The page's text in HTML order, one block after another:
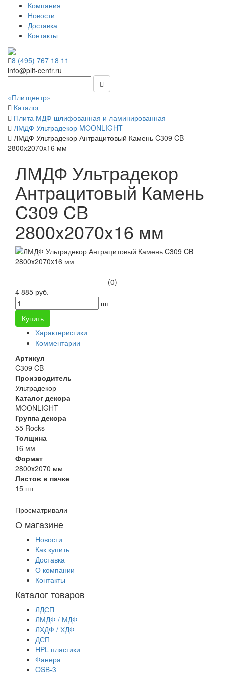
Компания
Новости
Доставка
Контакты
8 (495) 767 18 11
info@plit-centr.ru
«Плитцентр»
Каталог
Плита МДФ шлифованная и ламинированная
ЛМДФ Ультрадекор MOONLIGHT
ЛМДФ Ультрадекор Антрацитовый Камень C309 CB
2800x2070x16 мм
ЛМДФ Ультрадекор
Антрацитовый Камень
C309 CB
2800x2070x16 мм
(0)
4 885 руб.
шт
Купить
Характеристики
Комментарии
Артикул
C309 CB
Производитель
Ультрадекор
Каталог декора
MOONLIGHT
Группа декора
55 Rocks
Толщина
16 мм
Формат
2800x2070 мм
Листов в пачке
15 шт
Просматривали
О магазине
Новости
Как купить
Доставка
О компании
Контакты
Каталог товаров
ЛДСП
ЛМДФ / МДФ
ЛХДФ / ХДФ
ДСП
HPL пластики
Фанера
OSB-3